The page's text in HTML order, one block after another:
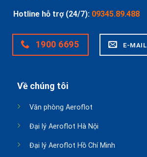
Hotline hỗ trợ (24/7): 09345.89.488
1900 6695 E-MAIL
Về chúng tôi
Văn phòng Aeroflot
Đại lý Aeroflot Hà Nội
Đại lý Aeroflot Hồ Chí Minh